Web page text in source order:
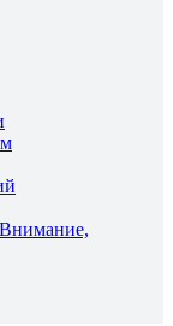
Внимание,